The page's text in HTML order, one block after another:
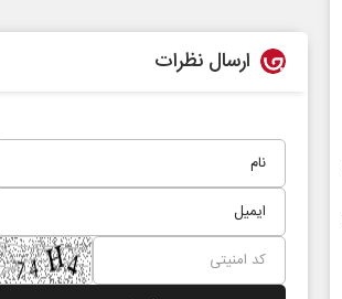
ارسال نظرات